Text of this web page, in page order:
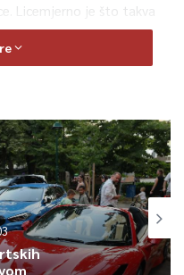
Licemjerno je što takva
imaju mnogo veći broj
su od komentara.
Bosanaca i Hercegovaca
će biti bitno drugačije.